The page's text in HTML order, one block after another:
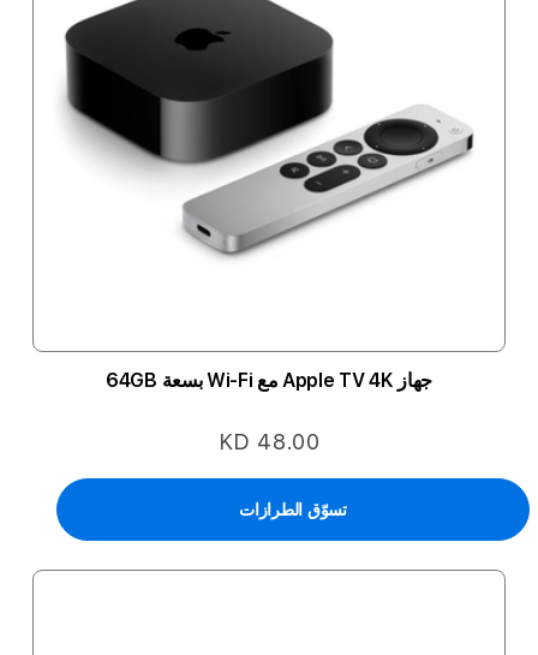
جهاز Apple TV 4K مع Wi-Fi بسعة 64GB
KD 48.00
تسوّق الطرازات